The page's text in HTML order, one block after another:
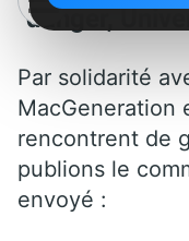
danger,
Par solidarité
MacGeneration
rencontrent de
publions le
envoyé :